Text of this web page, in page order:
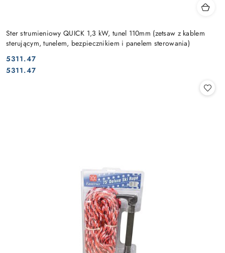
Ster strumieniowy QUICK 1,3 kW, tunel 110mm (zetsaw z kablem
sterującym, tunelem, bezpiecznikiem i panelem sterowania)
Cena:
5311.47
Cena:
5311.47